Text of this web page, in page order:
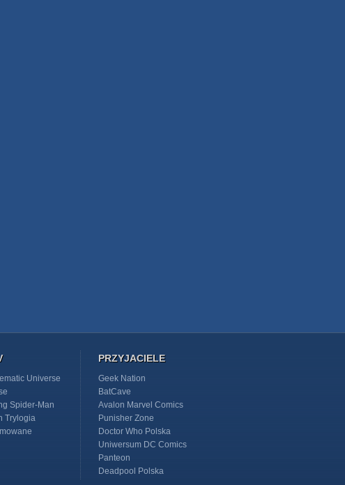
Universe
Spider-Man
Trylogia
PRZYJACIELE
Geek Nation
BatCave
Avalon Marvel Comics
Punisher Zone
Doctor Who Polska
Uniwersum DC Comics
Panteon
Deadpool Polska